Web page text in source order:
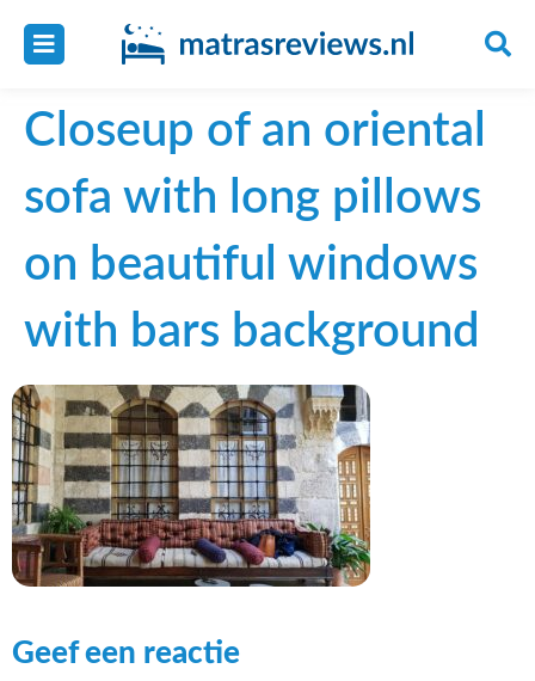
Closeup of an oriental
sofa with long pillows
on beautiful windows
with bars background
Geef een reactie